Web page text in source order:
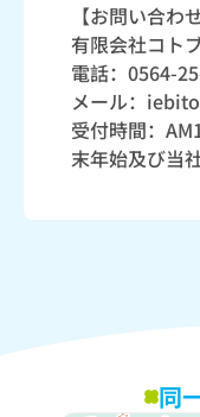
【お問い合わせ
有限会社コト
電話：0564-
メール：
受付時間：
末年始及び当
同